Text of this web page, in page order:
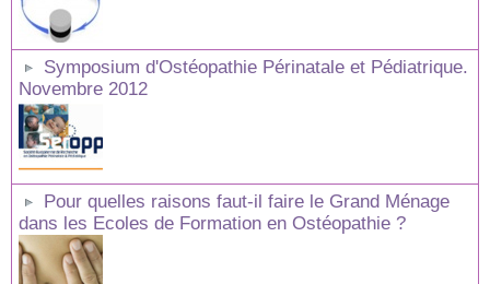
Symposium d'Ostéopathie Périnatale et Pédiatrique.
Novembre 2012
Pour quelles raisons faut-il faire le Grand Ménage
dans les Ecoles de Formation en Ostéopathie ?